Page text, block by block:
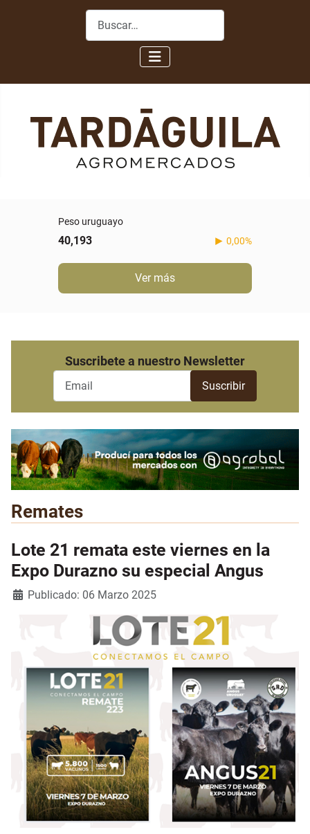
Buscar
Peso uruguayo
40,193 0,00%
Ver más
Suscribete a nuestro Newsletter
Remates
Lote 21 remata este viernes en la
Expo Durazno su especial Angus
Detalles
Publicado: 06 Marzo 2025